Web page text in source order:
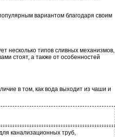
вариантом благодаря своим
несколько типов сливных механизмов,
стоят, а также от особенностей
в том, как вода выходит из чаши и
канализационных труб,